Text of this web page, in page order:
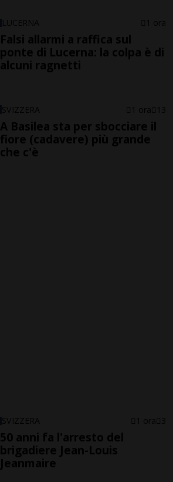
LUCERNA 1 ora
Falsi allarmi a raffica sul
ponte di Lucerna: la colpa è di
alcuni ragnetti
SVIZZERA 1 ora 13
A Basilea sta per sbocciare il
fiore (cadavere) più grande
che c'è
SVIZZERA 1 ora 3
50 anni fa l'arresto del
brigadiere Jean-Louis
Jeanmaire